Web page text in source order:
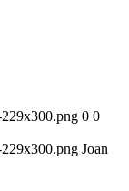
0 0
Joan